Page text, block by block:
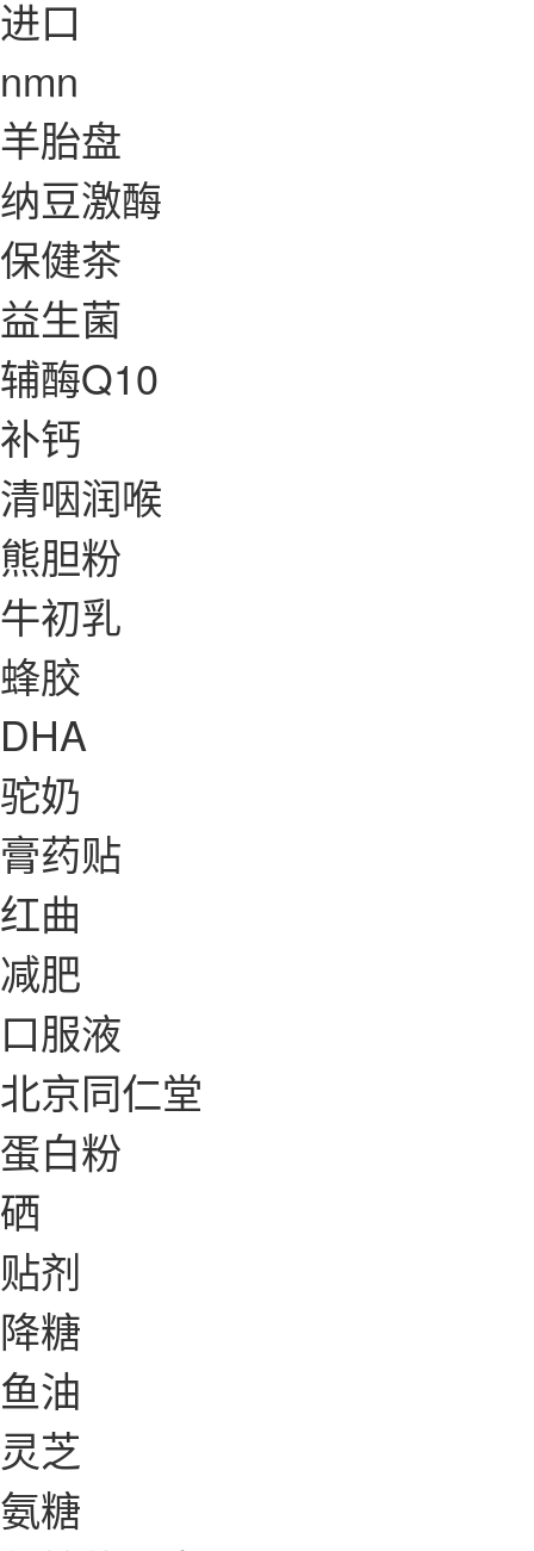
进口
nmn
羊胎盘
纳豆激酶
保健茶
益生菌
辅酶Q10
补钙
清咽润喉
熊胆粉
牛初乳
蜂胶
DHA
驼奶
膏药贴
红曲
减肥
口服液
北京同仁堂
蛋白粉
硒
贴剂
降糖
鱼油
灵芝
氨糖